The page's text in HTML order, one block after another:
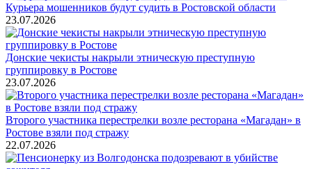
Курьера мошенников будут судить в Ростовской области
23.07.2026
Донские чекисты накрыли этническую преступную
группировку в Ростове
23.07.2026
Второго участника перестрелки возле ресторана «Магадан» в
Ростове взяли под стражу
22.07.2026